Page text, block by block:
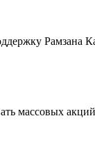
Рамзана
массовых